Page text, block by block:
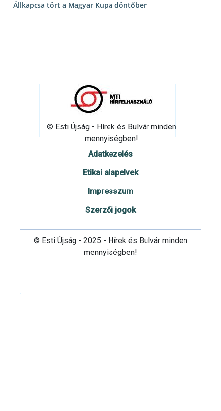
Állkapcsa tört a Magyar Kupa döntőben
© Esti Újság - Hírek és Bulvár minden
mennyiségben!
Adatkezelés
Etikai alapelvek
Impresszum
Szerzői jogok
© Esti Újság - 2025 - Hírek és Bulvár minden
mennyiségben!